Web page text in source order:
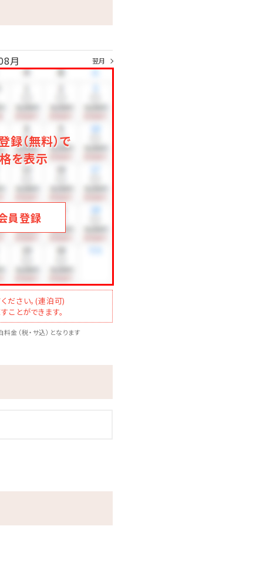
月 翌月
（無料）で
を表示
員登録
ださい。(連泊可)
ことができます。
金（税・サ込）となります